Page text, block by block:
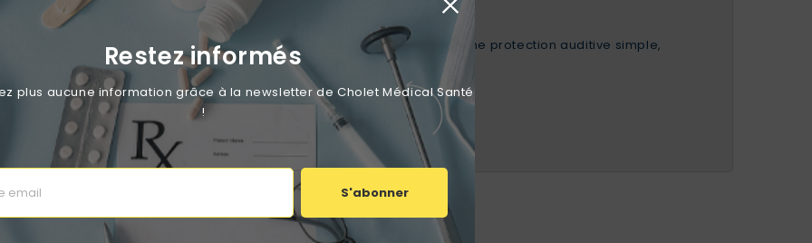
Restez informés
plus aucune information grâce à la newsletter de Cholet Médical Santé
!
S'abonner
l’usage domestique (bruit urbain), les concerts ou toute situation où une protection auditive simple,
auditives individuelles.